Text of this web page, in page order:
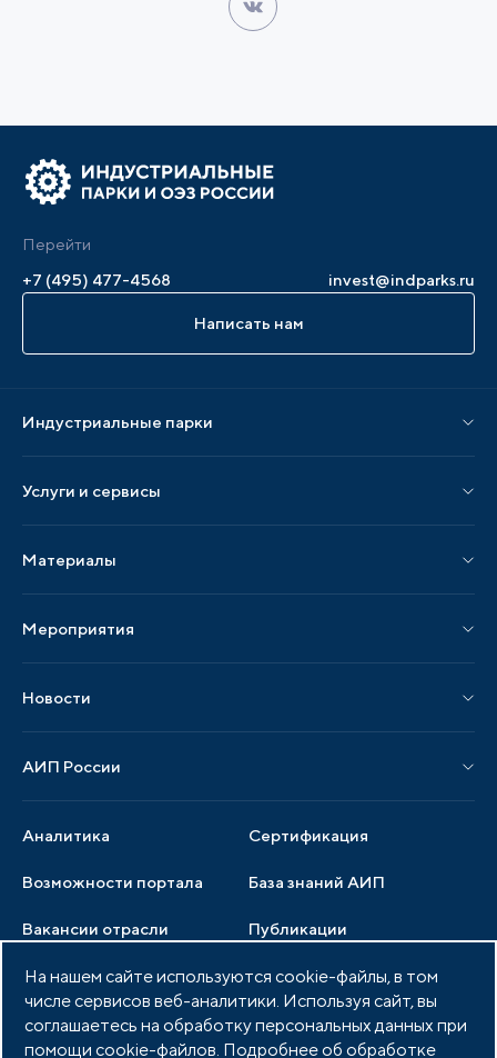
Перейти
+7 (495) 477-4568
invest@indparks.ru
Написать нам
Индустриальные парки
Парки по регионам
Услуги и сервисы
Услуги по локализации
Аналитика Сертификация
Возможности портала
Материалы
Публикации СМИ и статьи
Образцы документов
База знаний АИП
Вакансии отрасли
Мероприятия
Мероприятия отрасли
Новости
Новости отрасли
Публикации
Медиатека Тендеры
АИП России
Члены ассоциации
Услуги ассоциации
Документы АИП
Партнеры ассоциации
Фото и видео
Членство в АИП Войти в личный кабинет
На нашем сайте используются cookie-файлы, в том
числе сервисов веб-аналитики. Используя сайт, вы
соглашаетесь на обработку персональных данных при
помощи cookie-файлов. Подробнее об обработке